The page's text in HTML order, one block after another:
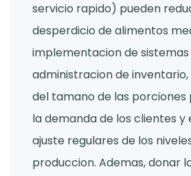
servicio rapido) pueden
desperdicio de alimentos
implementacion de
administracion de
del tamano de las
la demanda de los clientes
ajuste regulares de los
produccion. Ademas, donar